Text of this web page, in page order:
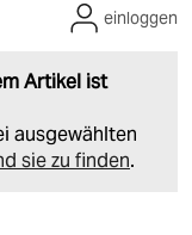
Artikel ist
ausgewählten
sie zu finden.
einloggen